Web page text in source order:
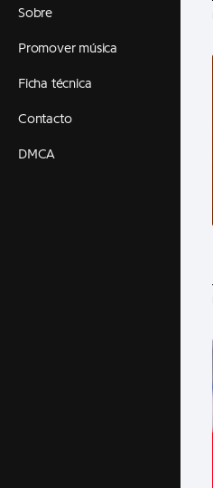
Sobre
Promover música
Ficha técnica
Contacto
DMCA